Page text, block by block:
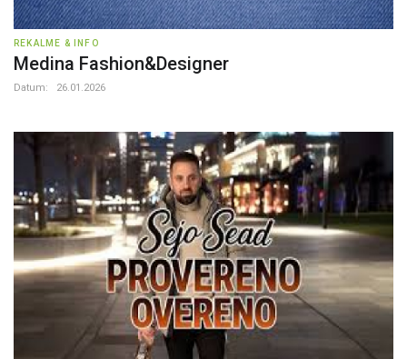
REKALME & INFO
Medina Fashion&Designer
Datum: 26.01.2026